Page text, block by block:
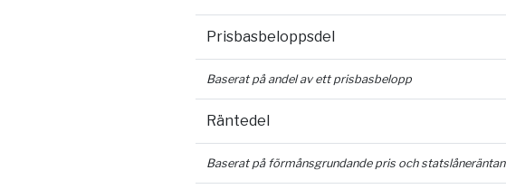
Prisbasbeloppsdel
Baserat på andel av ett prisbasbelopp
Räntedel
Baserat på förmånsgrundande pris och statslåneräntan